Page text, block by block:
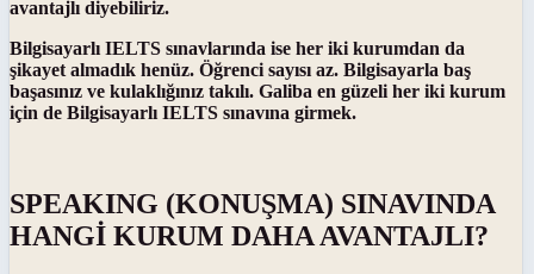
avantajlı diyebiliriz.
Bilgisayarlı IELTS sınavlarında ise her iki kurumdan da
şikayet almadık henüz. Öğrenci sayısı az. Bilgisayarla baş
başasınız ve kulaklığınız takılı. Galiba en güzeli her iki kurum
için de Bilgisayarlı IELTS sınavına girmek.
SPEAKING (KONUŞMA) SINAVINDA
HANGİ KURUM DAHA AVANTAJLI?